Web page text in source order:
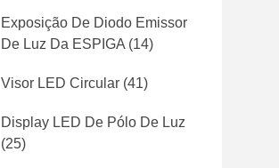
Exposição De Diodo Emissor
De Luz Da ESPIGA (14)
Visor LED Circular (41)
Display LED De Pólo De Luz
(25)